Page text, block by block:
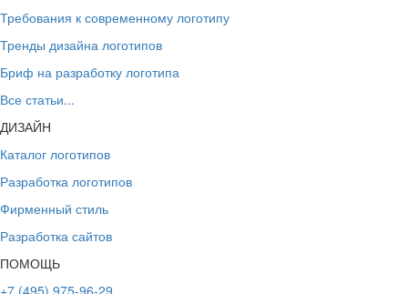
Требования к современному логотипу
Тренды дизайна логотипов
Бриф на разработку логотипа
Все статьи...
ДИЗАЙН
Каталог логотипов
Разработка логотипов
Фирменный стиль
Разработка сайтов
ПОМОЩЬ
+7 (495) 975-96-29